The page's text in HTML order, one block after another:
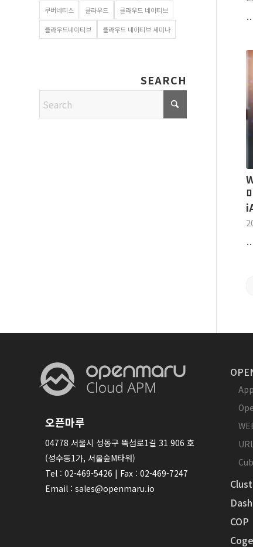
쿠버네티스 클라우드 클라우드 네이티브
클라우드네이티브 클라우드 네이티브 세미나
SEARCH
오픈마루
04778 서울시 성동구 뚝섬로1길 31 906 호
(성수동1가, 서울숲M타워)
Tel : 02-469-5426 | Fax : 02-469-7247
Email : sales@openmaru.io
COP